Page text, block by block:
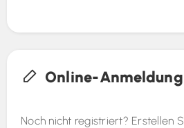
Online-Anmeldung
Noch nicht registriert? Erstellen